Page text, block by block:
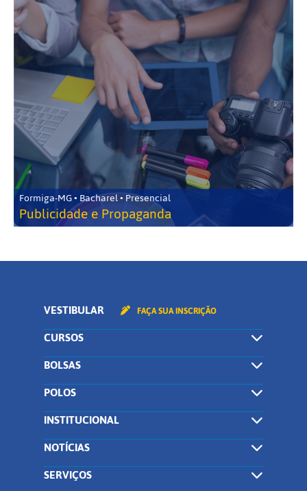
Formiga-MG • Bacharel • Presencial
Publicidade e Propaganda
VESTIBULAR FAÇA SUA INSCRIÇÃO
CURSOS
BOLSAS
POLOS
INSTITUCIONAL
NOTÍCIAS
SERVIÇOS